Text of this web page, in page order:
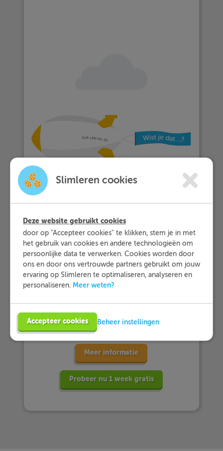
… meer dan 25.000 leerlingen met
Slimleren oefenen…
… en dat zij Slimleren gemiddeld
beoordelen
met een 9,2!
Meer informatie
Probeer nu 1 week gratis
Slimleren cookies
Deze website gebruikt cookies
door op "Accepteer cookies" te klikken, stem je in met
het gebruik van cookies en andere technologieën om
persoonlijke data te verwerken. Cookies worden door
ons en door ons vertrouwde partners gebruikt om jouw
ervaring op Slimleren te optimaliseren, analyseren en
personaliseren. Meer weten?
Accepteer cookies Beheer instellingen